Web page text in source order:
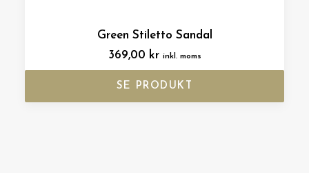
Green Stiletto Sandal
369,00 kr inkl. moms
SE PRODUKT